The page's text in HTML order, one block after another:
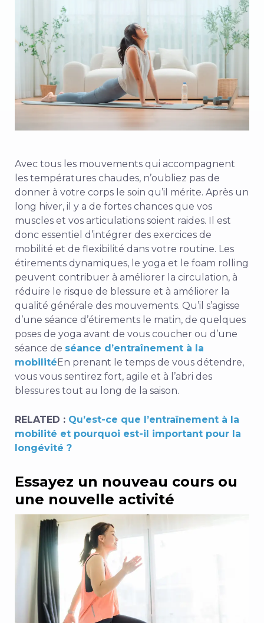
Avec tous les mouvements qui accompagnent
les températures chaudes, n’oubliez pas de
donner à votre corps le soin qu’il mérite. Après un
long hiver, il y a de fortes chances que vos
muscles et vos articulations soient raides. Il est
donc essentiel d’intégrer des exercices de
mobilité et de flexibilité dans votre routine. Les
étirements dynamiques, le yoga et le foam rolling
peuvent contribuer à améliorer la circulation, à
réduire le risque de blessure et à améliorer la
qualité générale des mouvements. Qu’il s’agisse
d’une séance d’étirements le matin, de quelques
poses de yoga avant de vous coucher ou d’une
séance de séance d’entraînement à la
mobilitéEn prenant le temps de vous détendre,
vous vous sentirez fort, agile et à l’abri des
blessures tout au long de la saison.
RELATED : Qu’est-ce que l’entraînement à la
mobilité et pourquoi est-il important pour la
longévité ?
Essayez un nouveau cours ou
une nouvelle activité